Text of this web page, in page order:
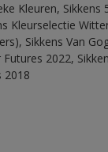
Kleuren, Sikkens
Kleurselectie
Sikkens Van
2022,
2018